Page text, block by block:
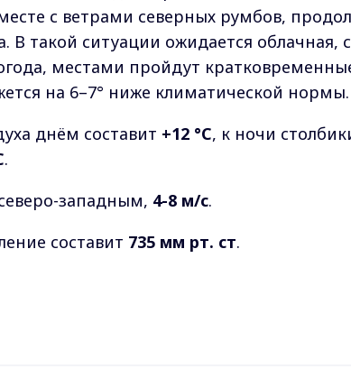
с ветрами северных румбов,
В такой ситуации ожидается облачная,
местами пройдут
на 6–7° ниже климатической нормы.
днём составит +12 °C, к ночи
.
западным, 4-8 м/с.
составит 735 мм рт. ст.